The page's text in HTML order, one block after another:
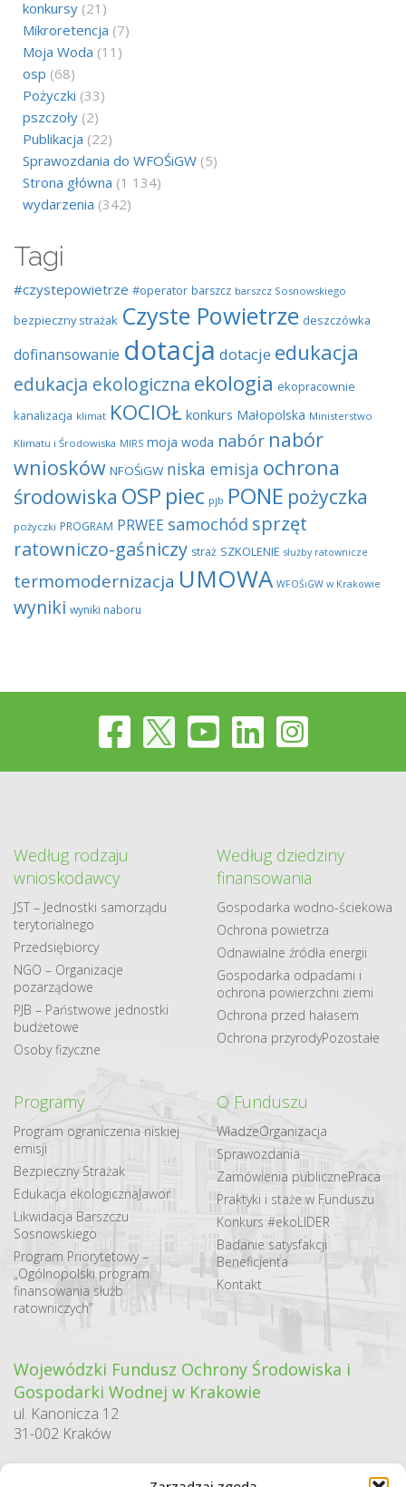
konkursy (21)
Mikroretencja (7)
Moja Woda (11)
osp (68)
Pożyczki (33)
pszczoły (2)
Publikacja (22)
Sprawozdania do WFOŚiGW (5)
Strona główna (1 134)
wydarzenia (342)
Tagi
#czystepowietrze #operator barszcz barszcz Sosnowskiego
bezpieczny strażak Czyste Powietrze deszczówka
dofinansowanie dotacja dotacje edukacja
edukacja ekologiczna ekologia ekopracownie
kanalizacja klimat KOCIOŁ konkurs Małopolska Ministerstwo
Klimatu i Środowiska MIRS moja woda nabór nabór
wniosków NFOŚiGW niska emisja ochrona
środowiska OSP piec pjb PONE pożyczka
pożyczki PROGRAM PRWEE samochód sprzęt
ratowniczo-gaśniczy straż SZKOLENIE służby ratownicze
termomodernizacja UMOWA WFOŚiGW w Krakowie
wyniki wyniki naboru
Według rodzaju
wnioskodawcy
JST – Jednostki samorządu
terytorialnego
Przedsiębiorcy
NGO – Organizacje
pozarządowe
PJB – Państwowe jednostki
budżetowe
Osoby fizyczne
Według dziedziny
finansowania
Gospodarka​ wodno​-ściekowa
Ochrona powietrza
Odnawialne​ źródła​ energii
Gospodarka odpadami i
ochrona powierzchni ziemi
Ochrona przed hałasem
Ochrona przyrodyPozostałe
Programy
Program ograniczenia niskiej
emisji
Bezpieczny Strażak
Edukacja ekologicznaJawor
Likwidacja Barszczu
Sosnowskiego
Program Priorytetowy –
„Ogólnopolski program
finansowania służb
ratowniczych”
O Funduszu
WładzeOrganizacja
Sprawozdania
Zamówienia publicznePraca
Praktyki i staże w Funduszu
Konkurs #ekoLIDER
Badanie satysfakcji
Beneficjenta
Kontakt
Wojewódzki Fundusz Ochrony Środowiska i
Gospodarki Wodnej w Krakowie
ul. Kanonicza 12
31-002 Kraków